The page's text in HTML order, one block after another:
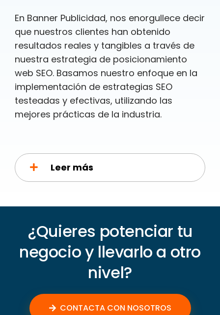
En Banner Publicidad, nos enorgullece decir
que nuestros clientes han obtenido
resultados reales y tangibles a través de
nuestra estrategia de posicionamiento
web SEO. Basamos nuestro enfoque en la
implementación de estrategias SEO
testeadas y efectivas, utilizando las
mejores prácticas de la industria.
Leer más
¿Quieres potenciar tu
negocio y llevarlo a otro
nivel?
CONTACTA CON NOSOTROS